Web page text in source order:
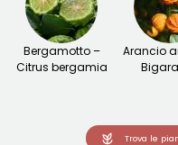
Bergamotto –
Citrus bergamia
Arancio
Trova le